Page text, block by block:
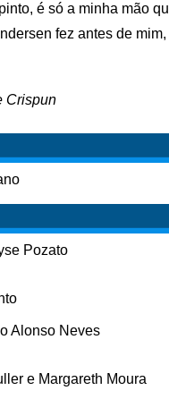
é só a minha mão
fez antes de
Crispun
Pozato
Alonso Neves
e Margareth Moura